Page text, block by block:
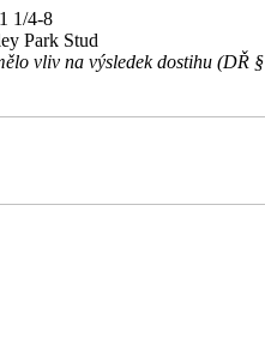
1/4-8
Park Stud
vliv na výsledek dostihu (DŘ §